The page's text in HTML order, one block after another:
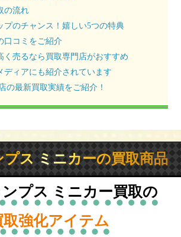
の流れ
プのチャンス！嬉しい5つの特典
口コミをご紹介
く売るなら買取専門店がおすすめ
ディアにも紹介されています
の最新買取実績をご紹介！
プス ミニカーの買取商品
プス ミニカー買取の
取強化アイテム